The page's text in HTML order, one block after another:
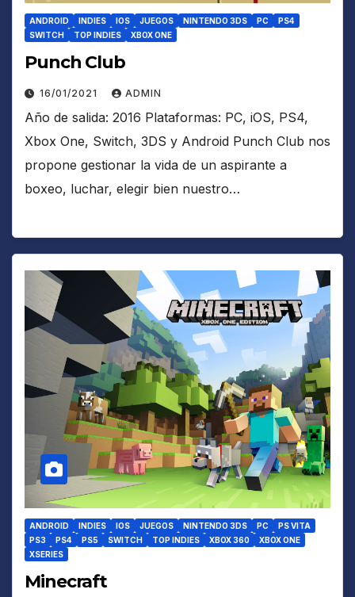
ANDROID INDIES IOS JUEGOS NINTENDO 3DS PC
PS4
SWITCH
TOP INDIES XBOX ONE
Punch Club
16/01/2021 ADMIN
Año de salida: 2016 Plataformas: PC, iOS, PS4,
Xbox One, Switch, 3DS y Android Punch Club nos
propone gestionar la vida de un aspirante a
boxeo, luchar, elegir bien nuestro…
ANDROID INDIES IOS JUEGOS NINTENDO 3DS PC
PS VITA
PS3
PS4 PS5 SWITCH TOP INDIES XBOX 360
XBOX ONE
XSERIES
Minecraft